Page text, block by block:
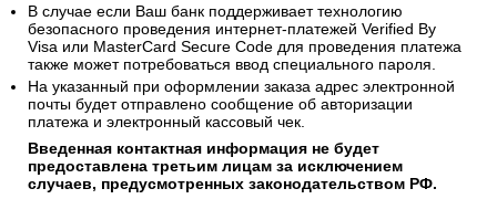
В случае если Ваш банк поддерживает технологию
безопасного проведения интернет-платежей Verified By
Visa или MasterCard Secure Code для проведения платежа
также может потребоваться ввод специального пароля.
На указанный при оформлении заказа адрес электронной
почты будет отправлено сообщение об авторизации
платежа и электронный кассовый чек.
Введенная контактная информация не будет
предоставлена третьим лицам за исключением
случаев, предусмотренных законодательством РФ.